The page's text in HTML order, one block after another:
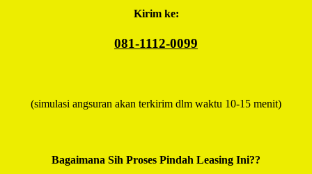
Kirim ke:
081-1112-0099
(simulasi angsuran akan terkirim dlm waktu 10-15 menit)
Bagaimana Sih Proses Pindah Leasing Ini??